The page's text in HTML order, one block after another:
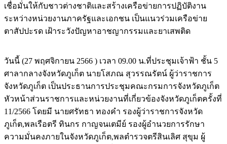
เชื่อมั่นให้กับชาวต่างชาติและสร้างเครือข่ายการปฏิบัติงาน
ระหว่างหน่วยงานภาครัฐและเอกชน เป็นแนวร่วมเครือข่าย
ตาสัปปะรด เฝ้าระวังปัญหาอาชญากรรมและยาเสพติด
วันนี้ (27 พฤศจิกายน 2566 ) เวลา 09.00 น.ที่ประชุมเจ้าฟ้า ชั้น 5
ศาลากลางจังหวัดภูเก็ต นายโสภณ สุวรรณรัตน์ ผู้ว่าราชการ
จังหวัดภูเก็ต เป็นประธานการประชุมคณะกรมการจังหวัดภูเก็ต
หัวหน้าส่วนราชการและหน่วยงานที่เกี่ยวข้องจังหวัดภูเก็ตครั้งที่
11/2566 โดยมี นายศรัทธา ทองคำ รองผู้ว่าราชการจังหวัด
ภูเก็ต,พลเรือตรี ทินกร กาญจนเตมีย์ รองผู้อำนวยการรักษา
ความมั่นคงภายในจังหวัดภูเก็ต,พลตำรวจตรีสินเลิศ สุขุม ผู้